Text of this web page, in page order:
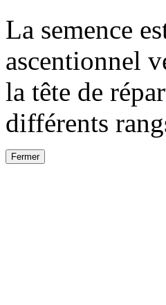
La semence
ascentionnel
la tête de
différents
Fermer